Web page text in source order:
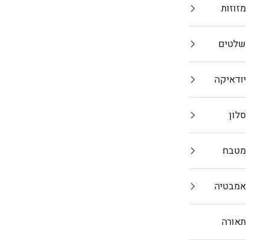
מזוזות
שלטים
יודאיקה
סלון
מטבח
אמבטיה
תאורה